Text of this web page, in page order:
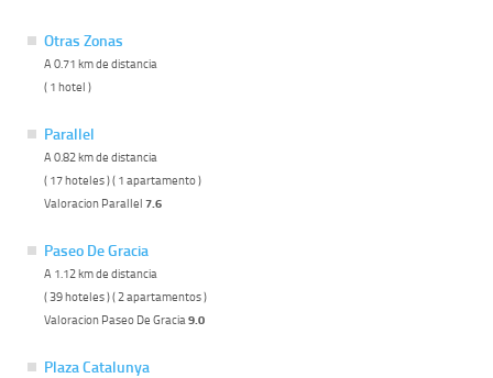
Otras Zonas
A 0.71 km de distancia
( 1 hotel )
Parallel
A 0.82 km de distancia
( 17 hoteles ) ( 1 apartamento )
Valoracion Parallel 7.6
Paseo De Gracia
A 1.12 km de distancia
( 39 hoteles ) ( 2 apartamentos )
Valoracion Paseo De Gracia 9.0
Plaza Catalunya